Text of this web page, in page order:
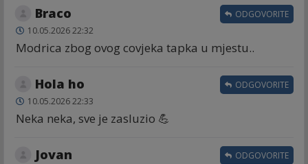
Braco
10.05.2026 22:32
Modrica zbog ovog covjeka tapka u mjestu..
ODGOVORITE
Hola ho
10.05.2026 22:33
Neka neka, sve je zasluzio 💪
ODGOVORITE
Jovan ODGOVORITE